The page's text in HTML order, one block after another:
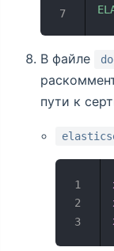
В файле
пути к